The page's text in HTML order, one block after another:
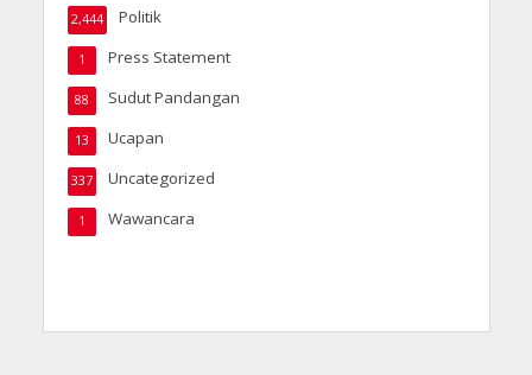
Politik
2,444
Press Statement
1
Sudut Pandangan
88
Ucapan
13
Uncategorized
337
Wawancara
1